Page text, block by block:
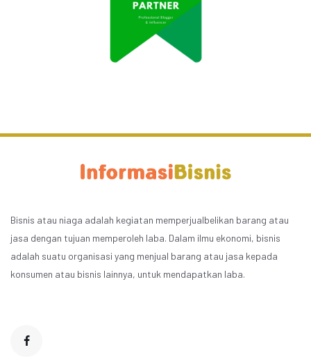
Bisnis atau niaga adalah kegiatan memperjualbelikan barang atau
jasa dengan tujuan memperoleh laba. Dalam ilmu ekonomi, bisnis
adalah suatu organisasi yang menjual barang atau jasa kepada
konsumen atau bisnis lainnya, untuk mendapatkan laba.